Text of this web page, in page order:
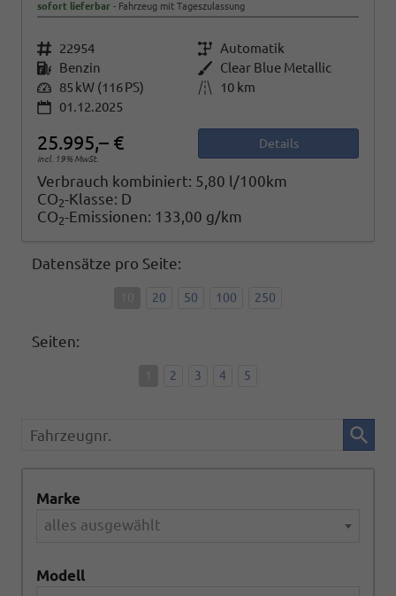
sofort lieferbar Fahrzeug mit Tageszulassung
Fahrzeugnr. 22954 Getriebe Automatik
Kraftstoff Benzin Außenfarbe Clear Blue Metallic
Leistung 85 kW (116 PS) Kilometerstand
10 km
01.12.2025
25.995,– €
incl. 19% MwSt.
Details
Verbrauch kombiniert: 5,80 l/100km
CO2-Klasse: D
CO2-Emissionen: 133,00 g/km
Datensätze pro Seite:
20 50 100 250
Seiten:
2 3 4 5
Fahrzeugnr.
Marke
alles ausgewählt
Modell